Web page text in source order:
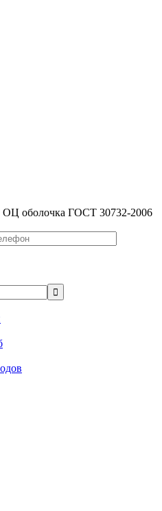
оболочка ГОСТ 30732-2006